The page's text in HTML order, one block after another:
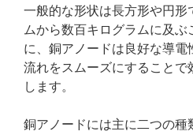
一般的な形状は長方形や円形
ムから数百キログラムに及ぶ
に、銅アノードは良好な導
流れをスムーズにすることで
します。
銅アノードには主に二つの種